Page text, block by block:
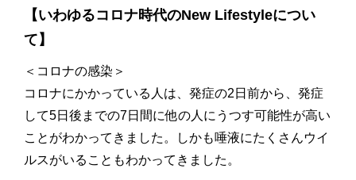
【いわゆるコロナ時代のNew Lifestyleについ
て】
＜コロナの感染＞
コロナにかかっている人は、発症の2日前から、発症
して5日後までの7日間に他の人にうつす可能性が高い
ことがわかってきました。しかも唾液にたくさんウイ
ルスがいることもわかってきました。